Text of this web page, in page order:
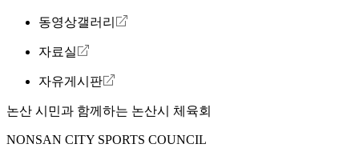
동영상갤러리
자료실
자유게시판
논산 시민과 함께하는 논산시 체육회
NONSAN CITY SPORTS COUNCIL